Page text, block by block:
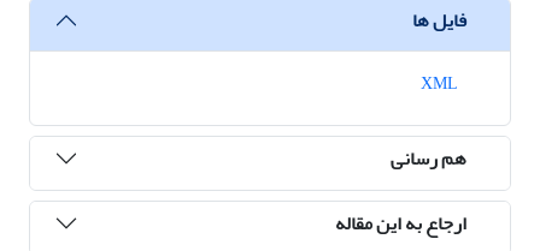
فایل ها
هم رسانی
ارجاع به این مقاله